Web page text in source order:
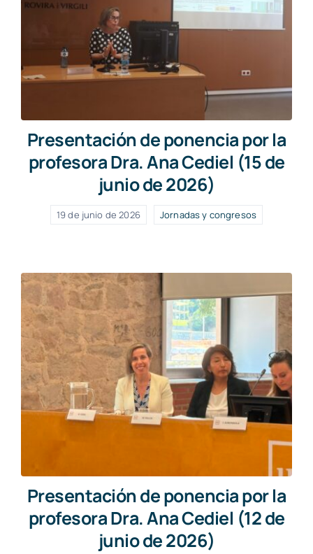
Presentación de ponencia por la
profesora Dra. Ana Cediel (15 de
junio de 2026)
19 de junio de 2026 Jornadas y congresos
Presentación de ponencia por la
profesora Dra. Ana Cediel (12 de
junio de 2026)